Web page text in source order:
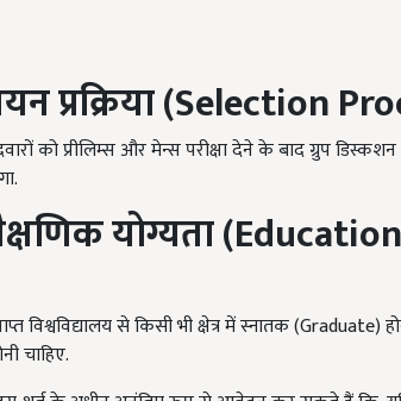
प्रक्रिया (Selection
को प्रीलिम्स और मेन्स परीक्षा देने के बाद ग्रुप डिस्कशन
योग्यता (Education
विश्वविद्यालय से किसी भी क्षेत्र में स्नातक (Graduate)
चाहिए.